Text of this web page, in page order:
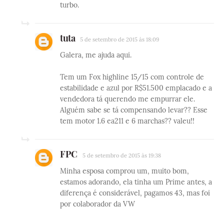
turbo.
tuta 5 de setembro de 2015 às 18:09
Galera, me ajuda aqui.
Tem um Fox highline 15/15 com controle de
estabilidade e azul por R$51.500 emplacado e a
vendedora tá querendo me empurrar ele.
Alguém sabe se tá compensando levar?? Esse
tem motor 1.6 ea211 e 6 marchas?? valeu!!
FPC 5 de setembro de 2015 às 19:38
Minha esposa comprou um, muito bom,
estamos adorando, ela tinha um Prime antes, a
diferença é considerável, pagamos 43, mas foi
por colaborador da VW